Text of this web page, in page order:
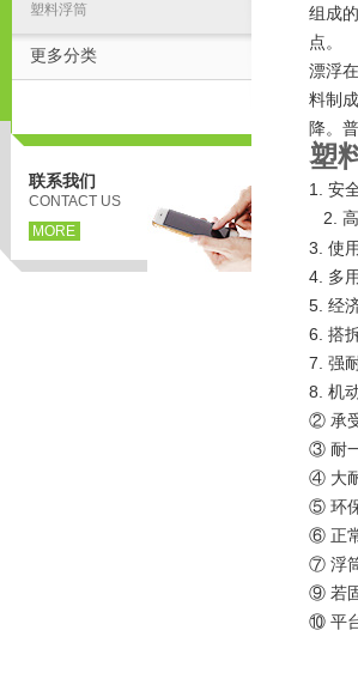
塑料浮筒
更多分类
联系我们
CONTACT US
MORE
组成
点。
漂浮
料制
降。
塑
1. 安
2.
3. 使
4. 多
5. 经
6. 搭
7. 强
8. 机
② 承
③ 耐
④ 大
⑤ 环
⑥ 正
⑦ 浮
⑨ 若
⑩ 平